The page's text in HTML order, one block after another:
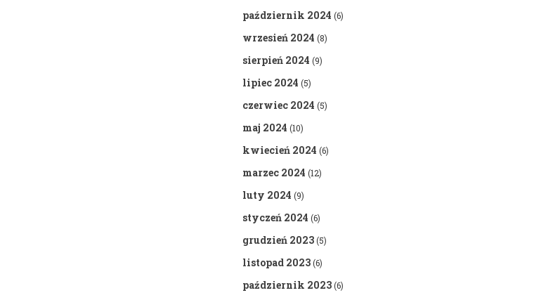
październik 2024 (6)
wrzesień 2024 (8)
sierpień 2024 (9)
lipiec 2024 (5)
czerwiec 2024 (5)
maj 2024 (10)
kwiecień 2024 (6)
marzec 2024 (12)
luty 2024 (9)
styczeń 2024 (6)
grudzień 2023(5)
listopad 2023(6)
październik 2023(6)